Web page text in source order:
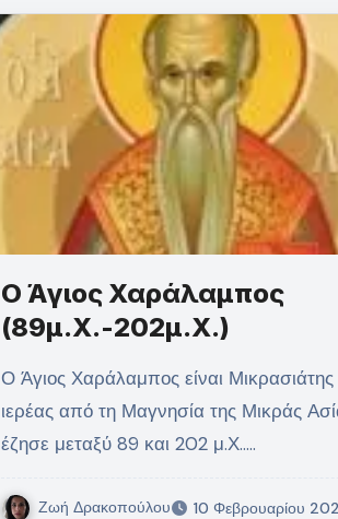
Ο Άγιος Χαράλαμπος
(89μ.Χ.-202μ.Χ.)
Ο Άγιος Χαράλαμπος είναι Μικρασιάτης άγιος
ιερέας από τη Μαγνησία της Μικράς
έζησε μεταξύ 89 και 202 μ.Χ..…
Ζωή Δρακοπούλου 10 Φεβρουαρίου